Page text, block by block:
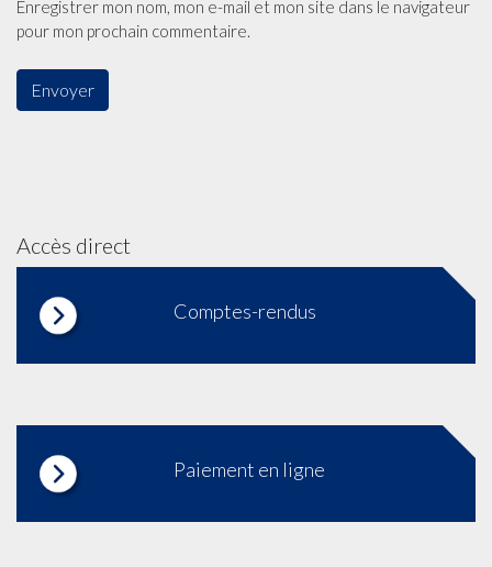
Enregistrer mon nom, mon e-mail et mon site dans le navigateur
pour mon prochain commentaire.
Accès direct
Comptes-rendus
Paiement en ligne